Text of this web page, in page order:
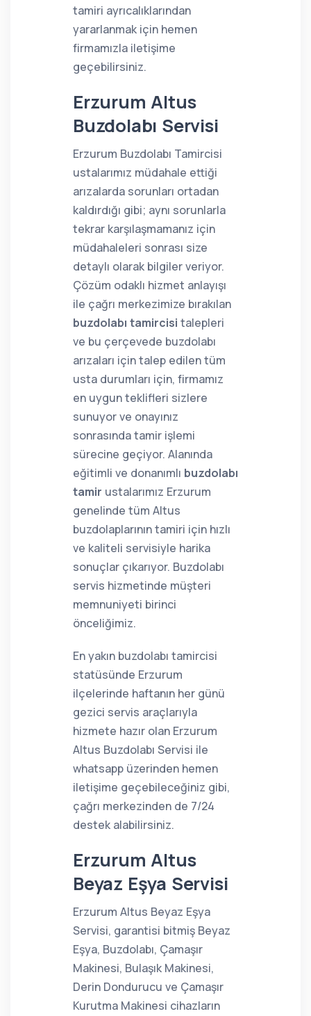
tamiri ayrıcalıklarından
yararlanmak için hemen
firmamızla iletişime
geçebilirsiniz.
Erzurum Altus
Buzdolabı Servisi
Erzurum Buzdolabı Tamircisi
ustalarımız müdahale ettiği
arızalarda sorunları ortadan
kaldırdığı gibi; aynı sorunlarla
tekrar karşılaşmamanız için
müdahaleleri sonrası size
detaylı olarak bilgiler veriyor.
Çözüm odaklı hizmet anlayışı
ile çağrı merkezimize bırakılan
buzdolabı tamircisi talepleri
ve bu çerçevede buzdolabı
arızaları için talep edilen tüm
usta durumları için, firmamız
en uygun teklifleri sizlere
sunuyor ve onayınız
sonrasında tamir işlemi
sürecine geçiyor. Alanında
eğitimli ve donanımlı buzdolabı
tamir ustalarımız Erzurum
genelinde tüm Altus
buzdolaplarının tamiri için hızlı
ve kaliteli servisiyle harika
sonuçlar çıkarıyor. Buzdolabı
servis hizmetinde müşteri
memnuniyeti birinci
önceliğimiz.
En yakın buzdolabı tamircisi
statüsünde Erzurum
ilçelerinde haftanın her günü
gezici servis araçlarıyla
hizmete hazır olan Erzurum
Altus Buzdolabı Servisi ile
whatsapp üzerinden hemen
iletişime geçebileceğiniz gibi,
çağrı merkezinden de 7/24
destek alabilirsiniz.
Erzurum Altus
Beyaz Eşya Servisi
Erzurum Altus Beyaz Eşya
Servisi, garantisi bitmiş Beyaz
Eşya, Buzdolabı, Çamaşır
Makinesi, Bulaşık Makinesi,
Derin Dondurucu ve Çamaşır
Kurutma Makinesi cihazların